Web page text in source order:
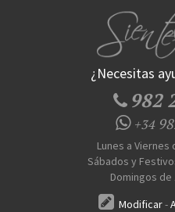
¿Necesitas
982
+34
Lunes a Viernes
Sábados y
Domingos de
Modificar-